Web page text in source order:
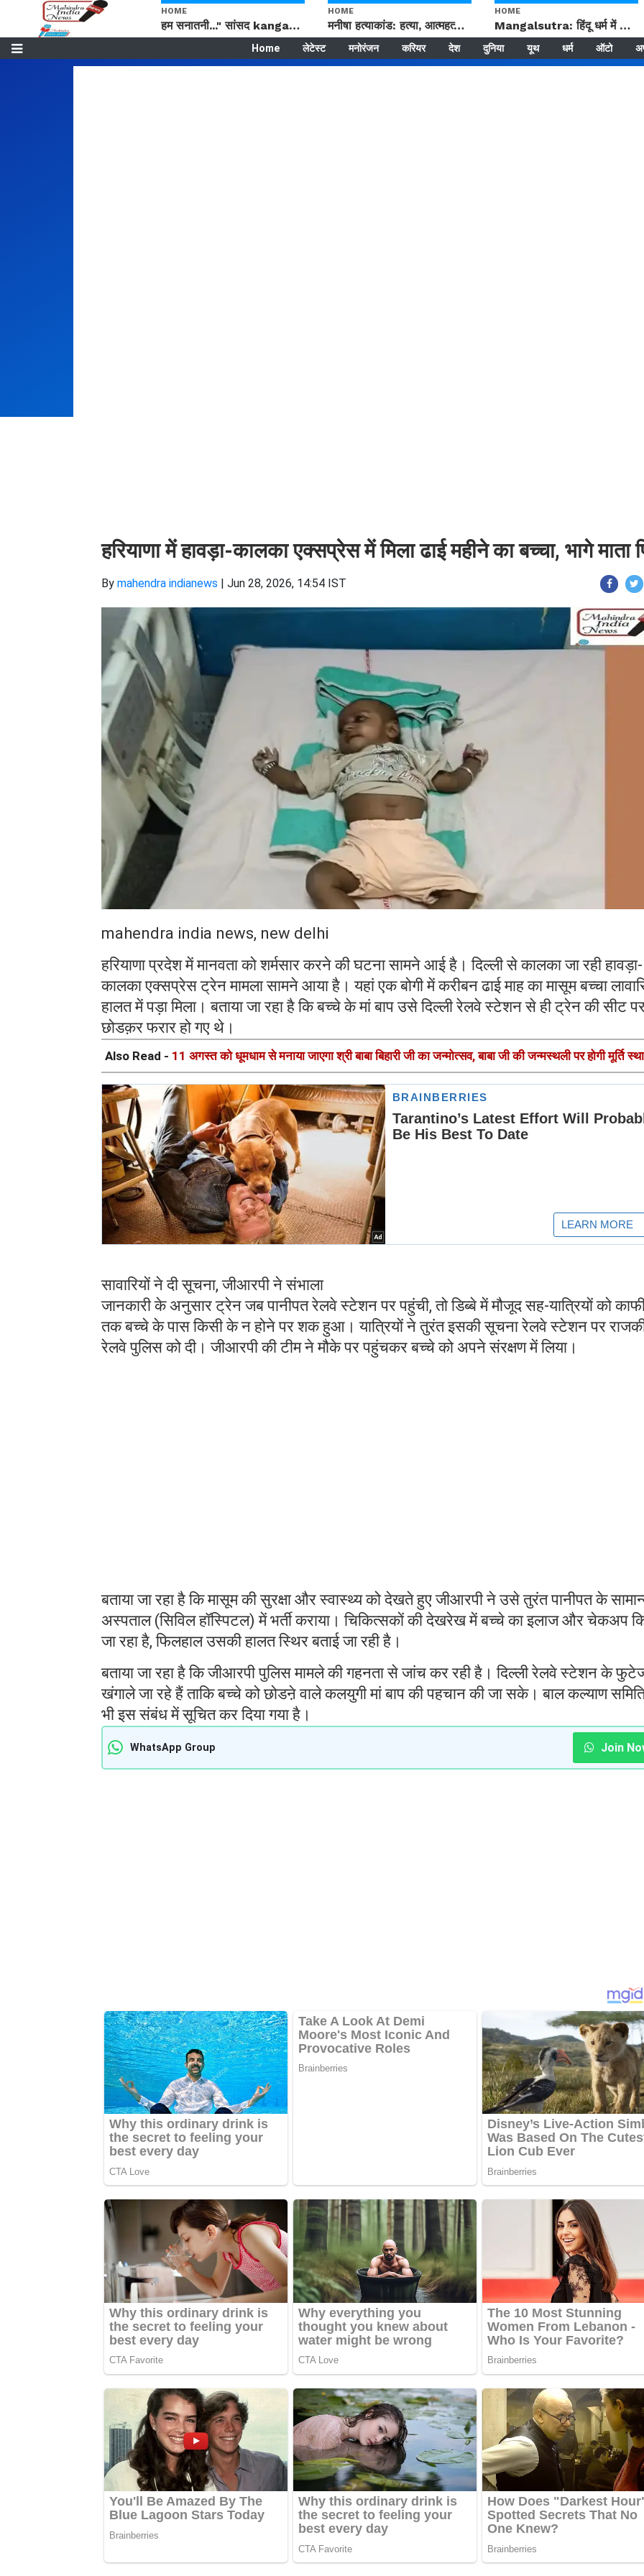
HOME
हम सनातनी..." सांसद kangana Ranaut से क्या बोली लड़की? Viral Jantar-Mantar | CJP protest
HOME
मनीषा हत्याकांड: हत्या, आत्महत्या या कोई बड़ा राज? | Full Story | Josh Haryana
HOME
Mangalsutra: हिंदू धर्म में शादी के बाद मंगलसूत्र क्यों पहनती है महिलाएं, किसने शुरु की ये परंपरा
Home लेटेस्ट मनोरंजन करियर देश दुनिया यूथ धर्म ऑटो
हरियाणा में हावड़ा-कालका एक्सप्रेस में मिला ढाई महीने का बच्चा, भागे माता
By mahendra indianews | Jun 28, 2026, 14:54 IST
mahendra india news, new delhi
हरियाणा प्रदेश में मानवता को शर्मसार करने की घटना सामने आई है। दिल्ली से कालका जा रही हावड़ा-
कालका एक्सप्रेस ट्रेन मामला सामने आया है। यहां एक बोगी में करीबन ढाई माह का मासूम बच्चा
हालत में पड़ा मिला। बताया जा रहा है कि बच्चे के मां बाप उसे दिल्ली रेलवे स्टेशन से ही ट्रेन की सीट
छोडक़र फरार हो गए थे।
Also Read - 11 अगस्त को धूमधाम से मनाया जाएगा श्री बाबा बिहारी जी का जन्मोत्सव, बाबा जी की जन्मस्थली पर होगी मूर्ति
सावारियों ने दी सूचना, जीआरपी ने संभाला
जानकारी के अनुसार ट्रेन जब पानीपत रेलवे स्टेशन पर पहुंची, तो डिब्बे में मौजूद सह-यात्रियों को
तक बच्चे के पास किसी के न होने पर शक हुआ। यात्रियों ने तुरंत इसकी सूचना रेलवे स्टेशन पर
रेलवे पुलिस को दी। जीआरपी की टीम ने मौके पर पहुंचकर बच्चे को अपने संरक्षण में लिया।
बताया जा रहा है कि मासूम की सुरक्षा और स्वास्थ्य को देखते हुए जीआरपी ने उसे तुरंत पानीपत के
अस्पताल (सिविल हॉस्पिटल) में भर्ती कराया। चिकित्सकों की देखरेख में बच्चे का इलाज और चेकअप
जा रहा है, फिलहाल उसकी हालत स्थिर बताई जा रही है।
बताया जा रहा है कि जीआरपी पुलिस मामले की गहनता से जांच कर रही है। दिल्ली रेलवे स्टेशन के
खंगाले जा रहे हैं ताकि बच्चे को छोडऩे वाले कलयुगी मां बाप की पहचान की जा सके। बाल कल्याण
भी इस संबंध में सूचित कर दिया गया है।
WhatsApp Group Join